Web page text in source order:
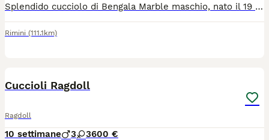
Splendido cucciolo di Bengala Marble maschio, nato il 19 febbraio 2026, pronto per entrare nella sua nuova famiglia. Il piccolo è dolce, affettuoso, ben socializzato e cresciuto in ambiente familiare con grande cura e attenzione. Verrà ceduto: vaccinato con microchip con libretto sanitario con trattamento antiparassitario Entrambi i genitori sono Bengala con pedigree. È disponibile sia con pedigree che senza pedigree, secondo le esigenze della famiglia adottante. Per maggiori informazioni, foto e video, contattatemi in privato. Visite gradite su appuntamento. Solo famiglie serie e amanti degli animali
Rimini (111.1km)
Cuccioli Ragdoll
Ragdoll
10 settimane 3 3600 €